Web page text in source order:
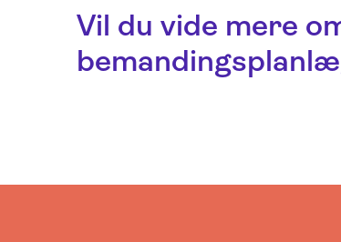
Vil du vide mere